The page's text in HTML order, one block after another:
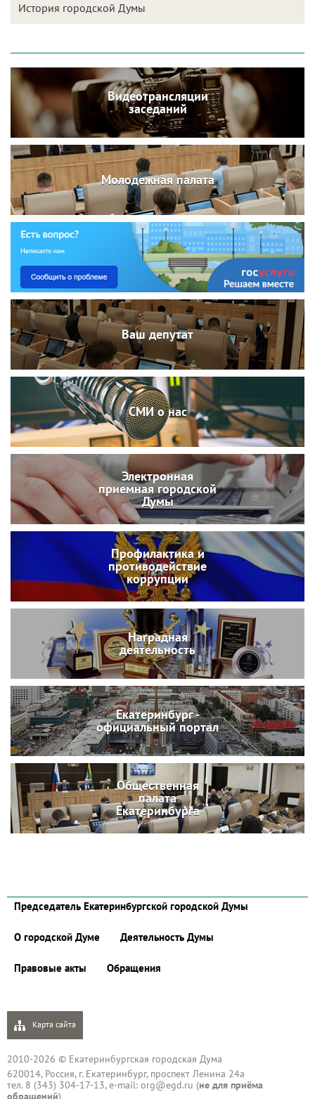
История городской Думы
Видеотрансляции
заседаний
Молодежная палата
Ваш депутат
СМИ о нас
Электронная
приемная городской
Думы
Профилактика и
противодействие
коррупции
Наградная
деятельность
Екатеринбург -
официальный портал
Общественная
палата
Екатеринбурга
Председатель Екатеринбургской городской Думы
О городской Думе Деятельность Думы
Правовые акты Обращения
Карта сайта
2010-2026 © Екатеринбургская городская Дума
620014, Россия, г. Екатеринбург, проспект Ленина 24а
тел. 8 (343) 304-17-13, e-mail: org@egd.ru (не для приёма
обращений)